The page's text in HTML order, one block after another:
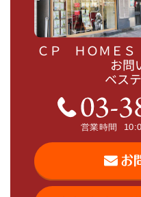
ＣＰ ＨＯＭＥＳ
お問
ベス